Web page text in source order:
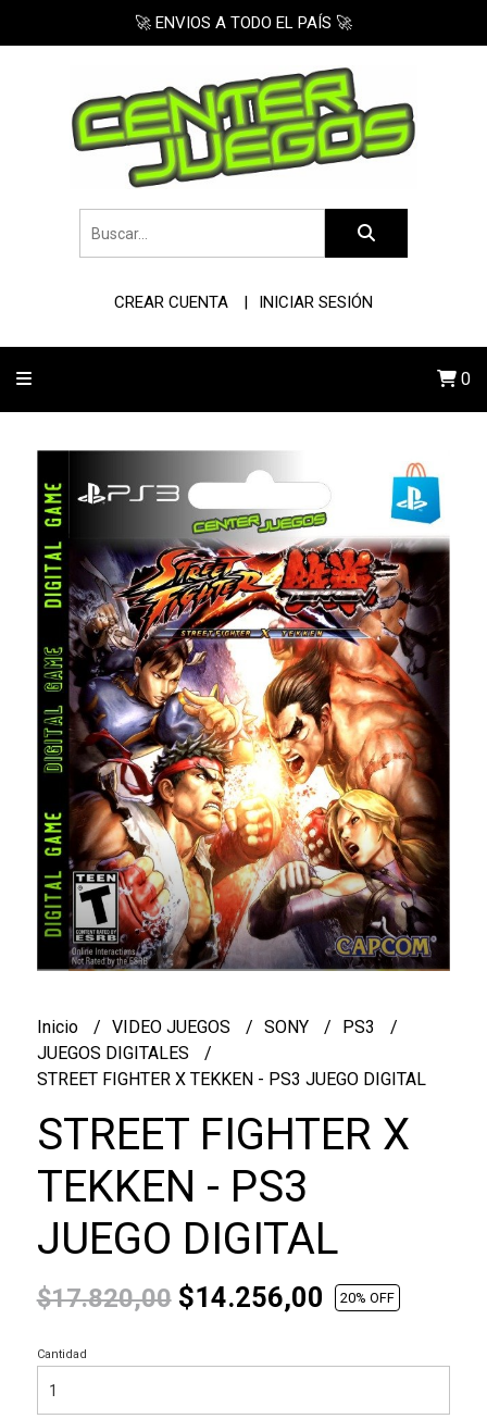
🚀 ENVIOS A TODO EL PAÍS 🚀
CREAR CUENTA INICIAR SESIÓN
0
Inicio VIDEO JUEGOS SONY
PS3
JUEGOS DIGITALES
STREET FIGHTER X TEKKEN - PS3 JUEGO DIGITAL
STREET FIGHTER X
TEKKEN - PS3
JUEGO DIGITAL
$17.820,00$14.256,00 20% OFF
Cantidad